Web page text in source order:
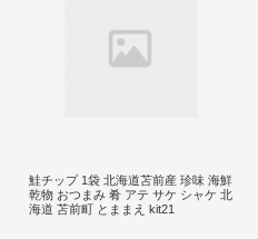
鮭チップ 1袋 北海道苫前産 珍味 海鮮
乾物 おつまみ 肴 アテ サケ シャケ 北
海道 苫前町 とままえ kit21